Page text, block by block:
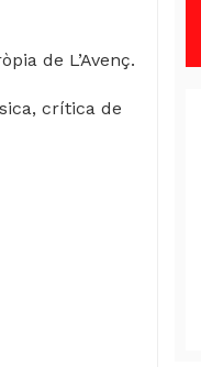
de L’Avenç.
crítica de